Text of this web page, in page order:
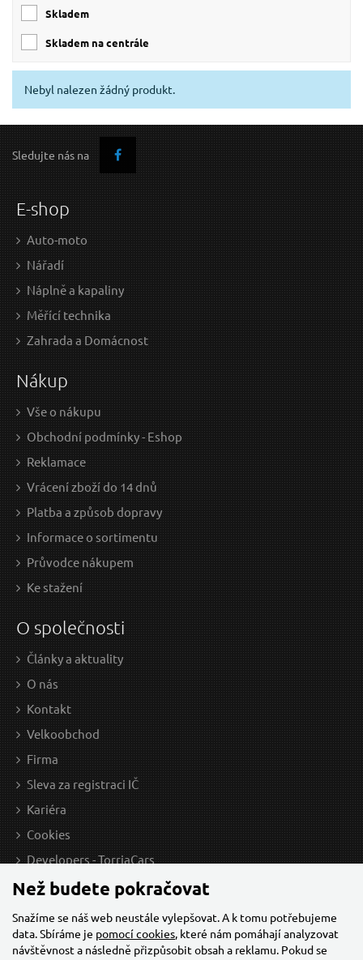
skladem
skladem na centrále
Nebyl nalezen žádný produkt.
Sledujte nás na
E-shop
Auto-moto
Nářadí
Náplně a kapaliny
Měřící technika
Zahrada a Domácnost
Nákup
Vše o nákupu
Obchodní podmínky - Eshop
Reklamace
Vrácení zboží do 14 dnů
Platba a způsob dopravy
Informace o sortimentu
Průvodce nákupem
Ke stažení
O společnosti
Články a aktuality
O nás
Kontakt
Velkoobchod
Firma
Sleva za registraci IČ
Kariéra
Cookies
Developers - TorriaCars
Než budete pokračovat
Snažíme se náš web neustále vylepšovat. A k tomu potřebujeme
data. Sbíráme je pomocí cookies, které nám pomáhají analyzovat
návštěvnost a následně přizpůsobit obsah a reklamu. Pokud se